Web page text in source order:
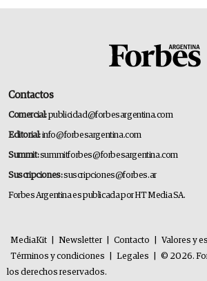
Contactos
Comercial:publicidad@forbesargentina.com
Editorial:info@forbesargentina.com
Summit:summitforbes@forbesargentina.com
Suscripciones:suscripciones@forbes.ar
Forbes Argentina es publicada por HT Media SA.
MediaKit Newsletter Contacto Valores y
Términos y condiciones
Legales
© 2026.
los derechos reservados.